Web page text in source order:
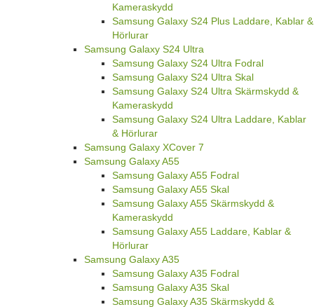
Kameraskydd
Samsung Galaxy S24 Plus Laddare, Kablar &
Hörlurar
Samsung Galaxy S24 Ultra
Samsung Galaxy S24 Ultra Fodral
Samsung Galaxy S24 Ultra Skal
Samsung Galaxy S24 Ultra Skärmskydd &
Kameraskydd
Samsung Galaxy S24 Ultra Laddare, Kablar
& Hörlurar
Samsung Galaxy XCover 7
Samsung Galaxy A55
Samsung Galaxy A55 Fodral
Samsung Galaxy A55 Skal
Samsung Galaxy A55 Skärmskydd &
Kameraskydd
Samsung Galaxy A55 Laddare, Kablar &
Hörlurar
Samsung Galaxy A35
Samsung Galaxy A35 Fodral
Samsung Galaxy A35 Skal
Samsung Galaxy A35 Skärmskydd &